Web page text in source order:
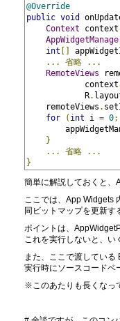
@Override
public void
Context context
int
...
省略
...
RemoteViews
context
R.
remoteViews .
for
( int i = 0;
}
...
省略
...
}
簡単に解説しておくと、
ここでは、App Widgets
同ビットマップを更新
ポイントは、
これを実行しないと、
また、ここで渡してい
実行時にソースコードベ
※このあたりも長くなっ